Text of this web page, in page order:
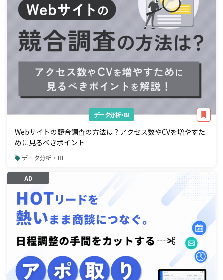
データ分析・BI
Webサイトの競合調査の方法は？アクセス数やCVを増やすた
めに見るべきポイント
データ分析・BI
AD